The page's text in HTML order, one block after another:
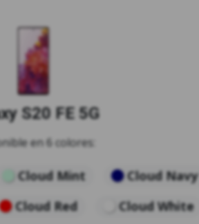
S20 FE 5G
en 6 colores:
Cloud Mint
Cloud Navy
Cloud Red
Cloud White